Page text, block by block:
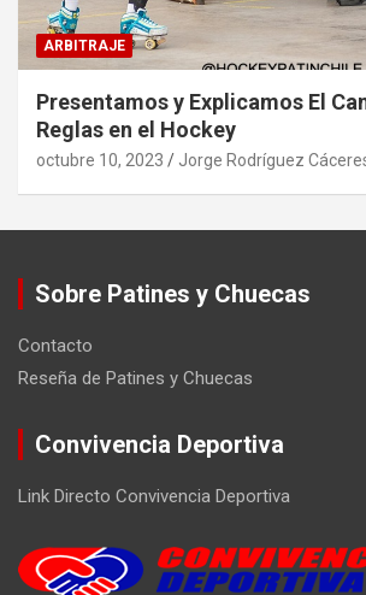
ARBITRAJE
Presentamos y Explicamos El
Reglas en el Hockey
octubre 10, 2023 Jorge Rodríguez
Sobre Patines y Chuecas
Contacto
Reseña de Patines y Chuecas
Convivencia Deportiva
Link Directo Convivencia Deportiva